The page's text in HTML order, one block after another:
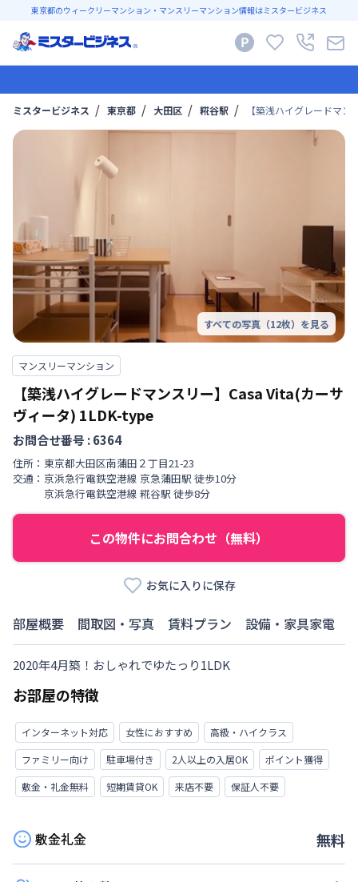
東京都のウィークリーマンション・マンスリーマンション情報はミスタービジネス
ミスタービジネス 東京都 大田区 糀谷駅 【築浅ハイグレードマ
すべての写真（12枚）を見る
マンスリーマンション
【築浅ハイグレードマンスリー】Casa Vita(カーサ
ヴィータ) 1LDK-type
お問合せ番号 :6364
住所： 東京都大田区南蒲田 ２丁目21-23
交通： 京浜急行電鉄空港線 京急蒲田駅 徒歩10分
京浜急行電鉄空港線 糀谷駅 徒歩8分
この物件にお問合わせ（無料）
お気に入りに保存
部屋概要 間取図・写真 賃料プラン 設備・家具家電
2020年4月築！おしゃれでゆたっり1LDK
お部屋の特徴
インターネット対応 女性におすすめ
高級・ハイクラス
ファミリー向け
駐車場付き 2人以上の入居OK
ポイント獲得
敷金・礼金無料
短期賃貸OK 来店不要 保証人不要
敷金礼金 無料